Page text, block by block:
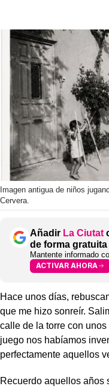
Imagen antigua de niños
Cervera.
Añadir La Ciutat
de forma gratuita
Mantente informado
ACTIVAR AHORA
Hace unos días,
que me hizo sonreír.
calle de la torre con
juego nos habíamos
perfectamente aquellos
Recuerdo aquellos años